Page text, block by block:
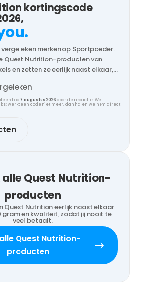
kortingscode
vergeleken merken op Sportpoeder.
Quest Nutrition-producten van
en zetten ze eerlijk naast elkaar,
op 7 augustus 2026door de redactie. We
werkt een code niet meer, dan halen we hem direct
Quest Nutrition-
producten
Quest Nutrition eerlijk naast elkaar
gram en kwaliteit, zodat jij nooit te
veel betaalt.
Quest Nutrition-
producten